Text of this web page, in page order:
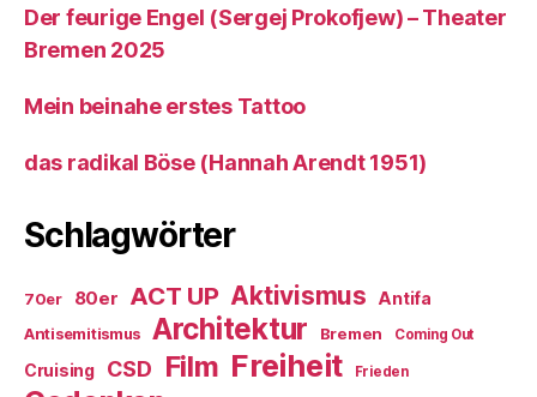
Der feurige Engel (Sergej Prokofjew) – Theater
Bremen 2025
Mein beinahe erstes Tattoo
das radikal Böse (Hannah Arendt 1951)
Schlagwörter
70er 80er ACT UP Aktivismus Antifa
Antisemitismus Architektur Bremen Coming Out
Cruising CSD Film Freiheit Frieden